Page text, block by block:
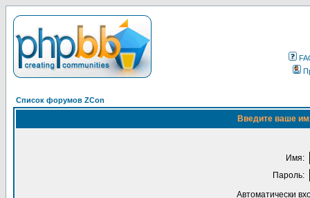
Список форумов ZCon
Введите ваше
Имя:
Пароль:
Автоматически